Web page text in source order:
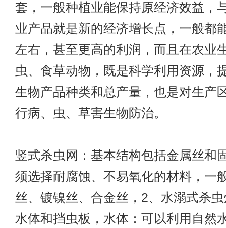
套，一般种植业能保持原经济效益，
业产品就是新的经济增长点，一般都
左右，甚至更高的利润，而且在农业
虫、食草动物，既是科学利用资源，
生物产品种类和总产量，也是对生产
行病、虫、草害生物防治。
竖式杀虫网：基本结构包括金属丝和
须选择耐腐蚀、不易氧化的材料，一
丝、镀镍丝、合金丝，2、水溺式杀
水体和挡虫板，水体：可以利用自然